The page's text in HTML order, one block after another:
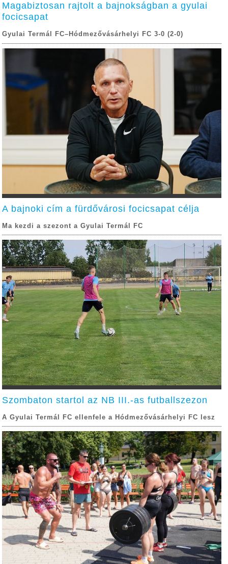
Magabiztosan rajtolt a bajnokságban a gyulai
focicsapat
Gyulai Termál FC–Hódmezővásárhelyi FC 3-0 (2-0)
A bajnoki cím a fürdővárosi focicsapat célja
Ma kezdi a szezont a Gyulai Termál FC
Szombaton startol az NB III.-as futballszezon
A Gyulai Termál FC ellenfele a Hódmezővásárhelyi FC lesz